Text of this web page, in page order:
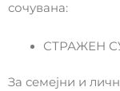
сочувана:
СТРАЖЕН
За семејни и